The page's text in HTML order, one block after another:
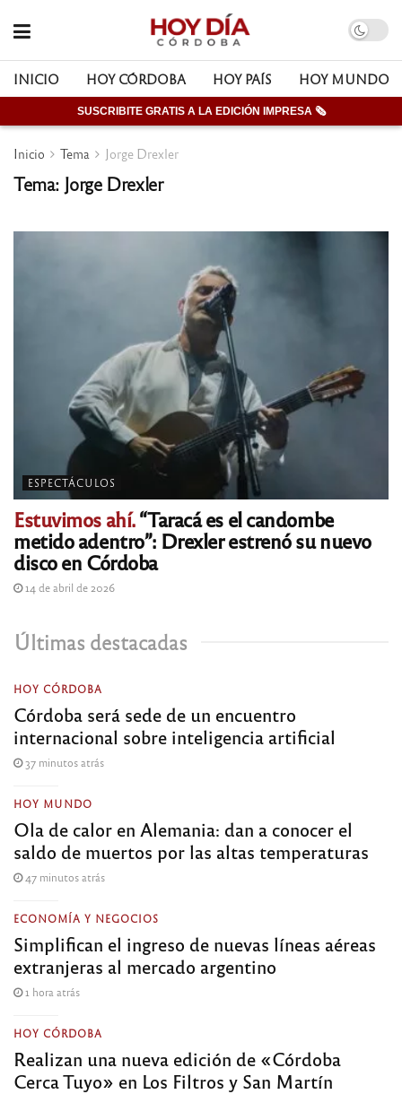
INICIO HOY CÓRDOBA HOY PAÍS HOY MUNDO
SUSCRIBITE GRATIS A LA EDICIÓN IMPRESA 🗞
Inicio Tema Jorge Drexler
Tema: Jorge Drexler
ESPECTÁCULOS
Estuvimos ahí.“Taracá es el candombe
metido adentro”: Drexler estrenó su nuevo
disco en Córdoba
14 de abril de 2026
Últimas destacadas
HOY CÓRDOBA
Córdoba será sede de un encuentro
internacional sobre inteligencia artificial
37 minutos atrás
HOY MUNDO
Ola de calor en Alemania: dan a conocer el
saldo de muertos por las altas temperaturas
47 minutos atrás
ECONOMÍA Y NEGOCIOS
Simplifican el ingreso de nuevas líneas aéreas
extranjeras al mercado argentino
1 hora atrás
HOY CÓRDOBA
Realizan una nueva edición de «Córdoba
Cerca Tuyo» en Los Filtros y San Martín